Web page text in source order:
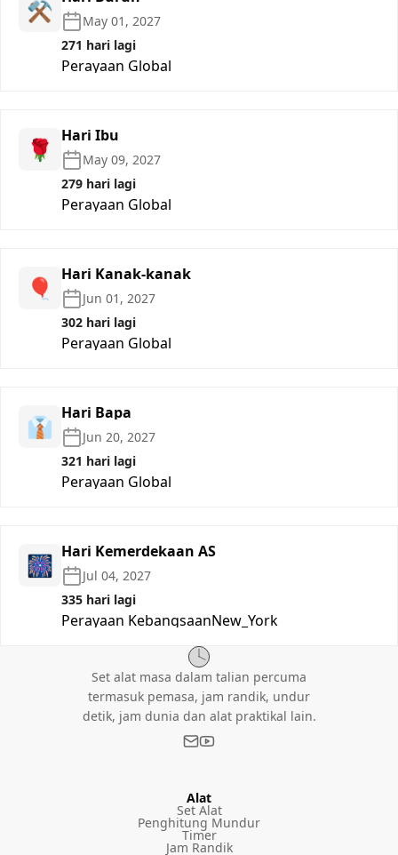
⚒️
May 01, 2027
271 hari lagi
Perayaan Global
🌹 Hari Ibu
May 09, 2027
279 hari lagi
Perayaan Global
🎈 Hari Kanak-kanak
Jun 01, 2027
302 hari lagi
Perayaan Global
👔 Hari Bapa
Jun 20, 2027
321 hari lagi
Perayaan Global
🎆 Hari Kemerdekaan AS
Jul 04, 2027
335 hari lagi
Perayaan KebangsaanNew_York
Set alat masa dalam talian percuma
termasuk pemasa, jam randik, undur
detik, jam dunia dan alat praktikal lain.
Alat
Set Alat
Penghitung Mundur
Timer
Jam Randik